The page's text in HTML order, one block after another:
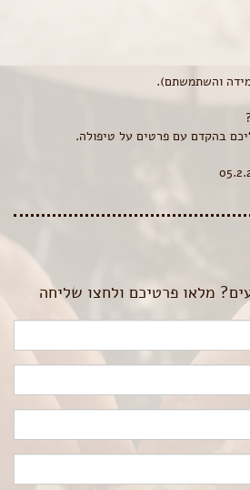
והשתמשתם).
בהקדם עם פרטים על טיפולה.
מלאו פרטיכם ולחצו שליחה